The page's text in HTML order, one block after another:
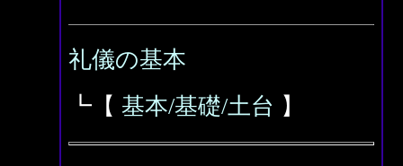
礼儀の基本
┗【 基本/基礎/土台 】